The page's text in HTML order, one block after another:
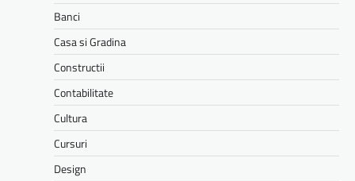
Banci
Casa si Gradina
Constructii
Contabilitate
Cultura
Cursuri
Design